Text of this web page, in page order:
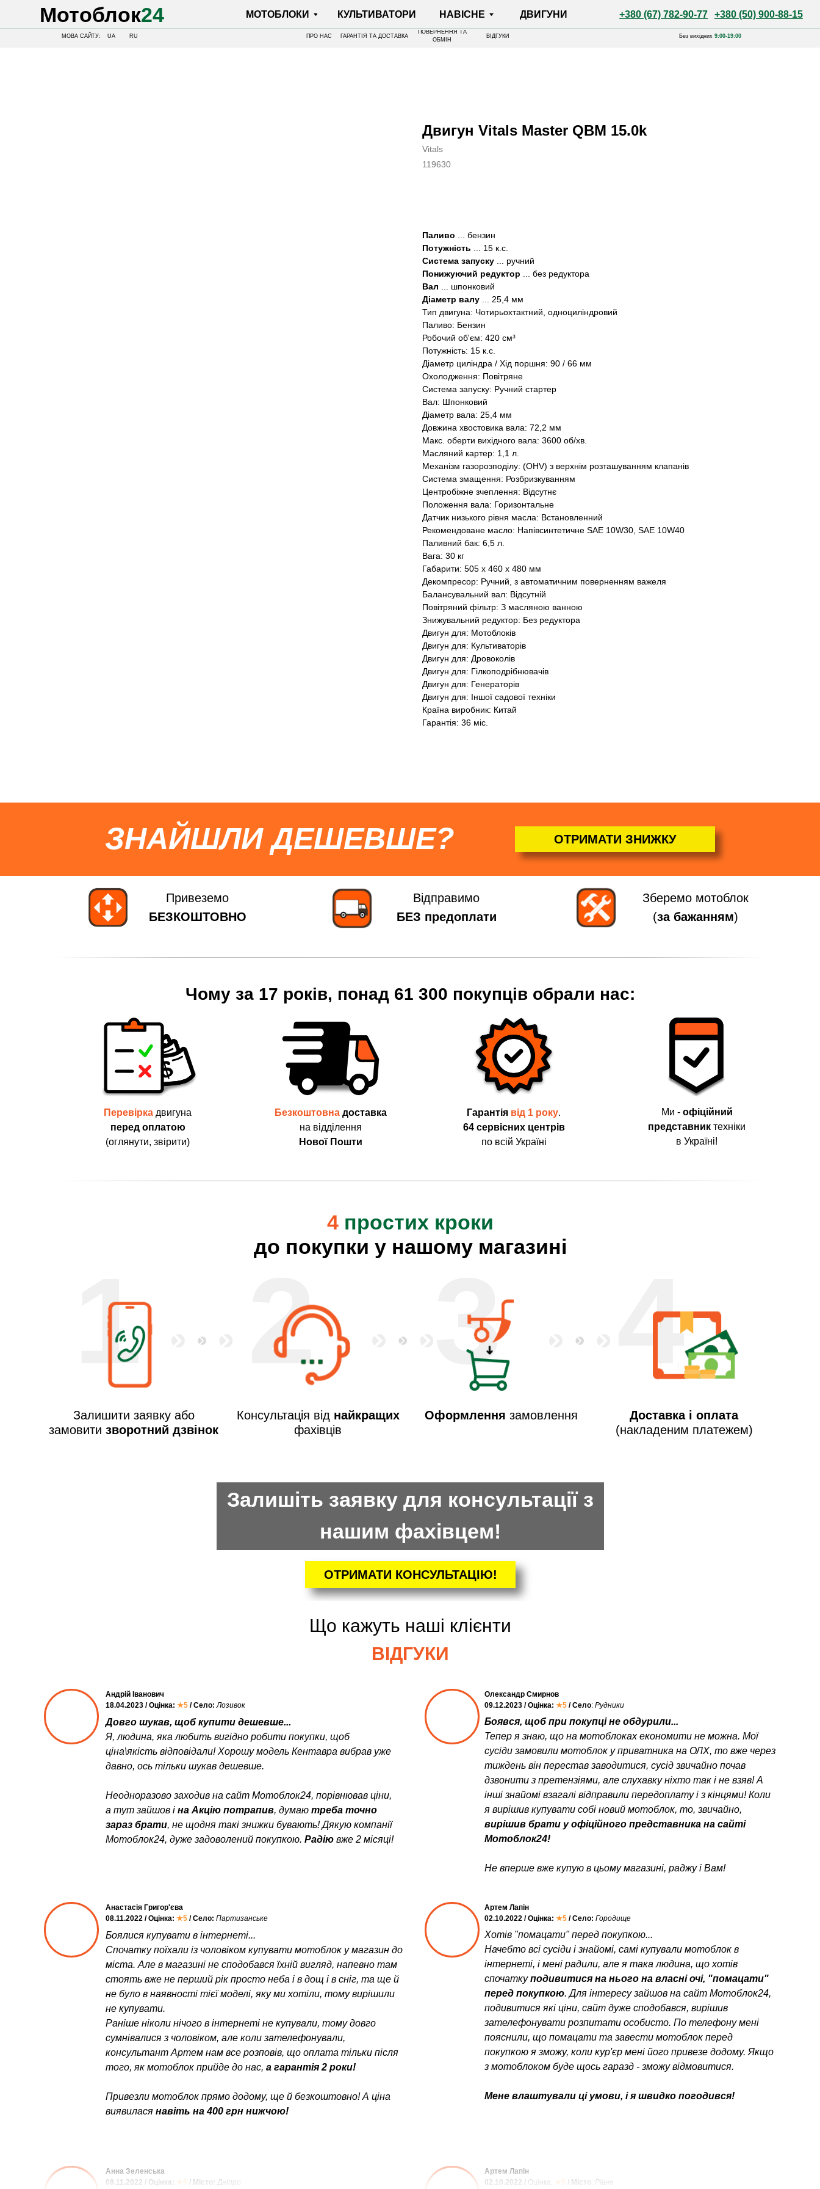
Мотоблок24 +380 (67) 782-90-77 +380 (50) 900-88-15
МОТОБЛОКИ КУЛЬТИВАТОРИ НАВІСНЕ ДВИГУНИ
МОВА САЙТУ:
ПОВЕРНЕННЯ ТА
ОБМІН
ВІДГУКИ
Двигун Vitals Master QBM 15.0k
Vitals
119630
Паливо ... бензин
Потужність ... 15 к.с.
Система запуску ... ручний
Понижуючий редуктор ... без редуктора
Вал ... шпонковий
Діаметр валу ... 25,4 мм
Тип двигуна: Чотирьохтактний, одноциліндровий
Паливо: Бензин
Робочий об'єм: 420 см³
Потужність: 15 к.с.
Діаметр циліндра / Хід поршня: 90 / 66 мм
Охолодження: Повітряне
Система запуску: Ручний стартер
Вал: Шпонковий
Діаметр вала: 25,4 мм
Довжина хвостовика вала: 72,2 мм
Макс. оберти вихідного вала: 3600 об/хв.
Масляний картер: 1,1 л.
Механізм газорозподілу: (OHV) з верхнім розташуванням клапанів
Система змащення: Розбризкуванням
Центробіжне зчеплення: Відсутнє
Положення вала: Горизонтальне
Датчик низького рівня масла: Встановленний
Рекомендоване масло: Напівсинтетичне SAE 10W30, SAE 10W40
Паливний бак: 6,5 л.
Вага: 30 кг
Габарити: 505 x 460 x 480 мм
Декомпресор: Ручний, з автоматичним поверненням важеля
Балансувальний вал: Відсутній
Повітряний фільтр: З масляною ванною
Знижувальний редуктор: Без редуктора
Двигун для: Мотоблоків
Двигун для: Культиваторів
Двигун для: Дровоколів
Двигун для: Гілкоподрібнювачів
Двигун для: Генераторів
Двигун для: Іншої садової техніки
Країна виробник: Китай
Гарантія: 36 міс.
ЗНАЙШЛИ ДЕШЕВШЕ? ОТРИМАТИ ЗНИЖКУ
Відправимо
БЕЗ предоплати
Привеземо
БЕЗКОШТОВНО
Зберемо мотоблок
(за бажанням)
Чому за 17 років, понад 61 300 покупців обрали нас:
Перевірка двигуна
перед оплатою
(оглянути, звірити)
Гарантія від 1 року.
64 сервісних центрів
по всій Україні
Безкоштовна доставка
на відділення
Нової Пошти
Ми - офіційний
представник техніки
в Україні!
1 4
3
2
Залишити заявку або
замовити зворотний дзвінок
Консультація від найкращих
фахівців
Оформлення замовлення
Доставка і оплата
(накладеним платежем)
4 простих кроки
до покупки у нашому магазині
ОТРИМАТИ КОНСУЛЬТАЦІЮ!
Залишіть заявку для консультації з
нашим фахівцем!
Що кажуть наші клієнти
ВІДГУКИ
Хотів "помацати" перед покупкою...
Начебто всі сусіди і знайомі, самі купували мотоблок в
інтернеті, і мені радили, але я така людина, що хотів
спочаткуподивитися на нього на власні очі, "помацати"
перед покупкою. Для інтересу зайшов на сайт Мотоблок24,
подивитися які ціни, сайт дуже сподобався, вирішив
зателефонувати розпитати особисто. По телефону мені
пояснили, що помацати та завести мотоблок перед
покупкою я зможу, коли кур'єр мені його привезе додому. Якщо
з мотоблоком буде щось гаразд - зможу відмовитися.
Мене влаштували ці умови, і я швидко погодився!
Артем Лапін
02.10.2022 / Оцінка: ★5 / Село: Городище
Боявся, щоб при покупці не обдурили...
Тепер я знаю, що на мотоблоках економити не можна. Мої
сусіди замовили мотоблок у приватника на ОЛХ, то вже через
тиждень він перестав заводитися, сусід звичайно почав
дзвонити з претензіями, але слухавку ніхто так і не взяв! А
інші знайомі взагалі відправили передоплату і з кінцями! Коли
я вирішив купувати собі новий мотоблок, то, звичайно,
вирішив брати у офіційного представника на сайті
Мотоблок24!
Не вперше вже купую в цьому магазині, раджу і Вам!
Олександр Смирнов
09.12.2023 / Оцінка: ★5 / Село: Рудники
Боялися купувати в інтернеті...
Спочатку поїхали із чоловіком купувати мотоблок у магазин до
міста. Але в магазині не сподобався їхній вигляд, напевно там
стоять вже не перший рік просто неба і в дощ і в сніг, та ще й
не було в наявності тієї моделі, яку ми хотіли, тому вирішили
не купувати.
Раніше ніколи нічого в інтернеті не купували, тому довго
сумнівалися з чоловіком, але коли зателефонували,
консультант Артем нам все розповів, що оплата тільки після
того, як мотоблок прийде до нас, а гарантія 2 роки!
Привезли мотоблок прямо додому, ще й безкоштовно! А ціна
виявилася навіть на 400 грн нижчою!
Анастасія Григор'єва
08.11.2022 / Оцінка: ★5 / Село: Партизанське
Артем Лапін
02.10.2022 / Оцінка: ★5 / Місто: Рівне
Анна Зеленська
08.11.2022 / Оцінка: ★5 / Місто: Дніпро
Довго шукав, щоб купити дешевше...
Я, людина, яка любить вигідно робити покупки, щоб
ціна\якість відповідали! Хорошу модель Кентавра вибрав уже
давно, ось тільки шукав дешевше.
Неодноразово заходив на сайт Мотоблок24, порівнював ціни,
а тут зайшов і на Акцію потрапив, думаю треба точно
зараз брати, не щодня такі знижки бувають! Дякую компанії
Мотоблок24, дуже задоволений покупкою. Радію вже 2 місяці!
Андрій Іванович
18.04.2023 / Оцінка: ★5 / Село: Лозивок